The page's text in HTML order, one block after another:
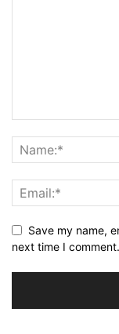
Save my name,
next time I comment.